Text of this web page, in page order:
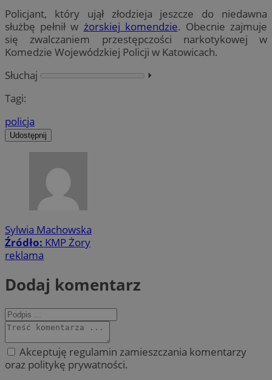
Policjant, który ujął złodzieja jeszcze do niedawna
służbę pełnił w żorskiej komendzie. Obecnie zajmuje
się zwalczaniem przestępczości narkotykowej w
Komedzie Wojewódzkiej Policji w Katowicach.
Słuchaj
⏵︎
Tagi:
policja
Udostępnij
Sylwia Machowska
Źródło: KMP Żory
reklama
Dodaj komentarz
Akceptuję regulamin zamieszczania komentarzy
oraz politykę prywatności.